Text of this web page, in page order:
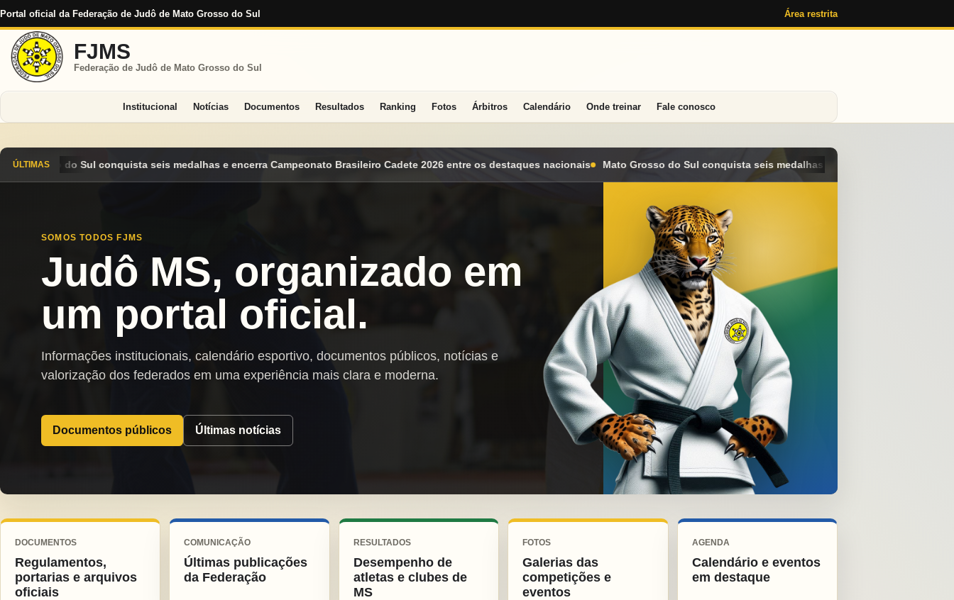
Portal oficial da Federação de Judô de Mato Grosso do Sul Área restrita
FJMS
Federação de Judô de Mato Grosso do Sul
Institucional Notícias Documentos Resultados Ranking Fotos Árbitros Calendário Onde treinar Fale conosco
ÚLTIMASe encerra Campeonato Brasileiro Cadete 2026 entre os destaques nacionais Mato Grosso do Sul conquista seis medalhas e alcança o 4º lugar geral no Campeonato Brasileiro Sub-15 em
SOMOS TODOS FJMS
Judô MS, organizado em
um portal oficial.
Informações institucionais, calendário esportivo, documentos públicos, notícias e
valorização dos federados em uma experiência mais clara e moderna.
Documentos públicos Últimas notícias
DOCUMENTOS
Regulamentos,
portarias e arquivos
oficiais
COMUNICAÇÃO
Últimas publicações
da Federação
RESULTADOS
Desempenho de
atletas e clubes de
MS
FOTOS
Galerias das
competições e
eventos
AGENDA
Calendário e eventos
em destaque